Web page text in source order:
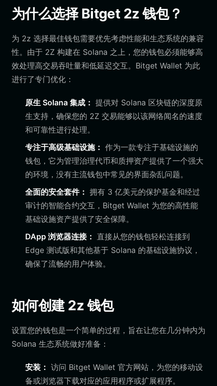
为什么选择 Bitget 2z 钱包？
为 2z 选择最佳钱包需要优先考虑性能和生态系统的兼容
性。由于 2Z 构建在 Solana 之上，您的钱包必须能够高
效处理高交易吞吐量和低延迟交互。Bitget Wallet 为此
进行了专门优化：
原生 Solana 集成： 提供对 Solana 区块链的深度原
生支持，确保您的 2Z 交易能够以该网络闻名的速度
和可靠性进行处理。
专注于高级基础设施： 作为一款专注于基础设施的
钱包，它为管理治理代币和质押资产提供了一个强大
的环境，没有主流钱包中常见的界面杂乱问题。
全面的安全套件： 拥有 3 亿美元的保护基金和经过
审计的智能合约交互，Bitget Wallet 为您的高性能
基础设施资产提供了安全保障。
DApp 浏览器连接： 直接从您的钱包轻松连接到
Edge 测试版和其他基于 Solana 的基础设施协议，
确保了流畅的用户体验。
如何创建 2z 钱包
设置您的钱包是一个简单的过程，旨在让您在几分钟内为
Solana 生态系统做好准备：
安装： 访问 Bitget Wallet 官方网站，为您的移动设
备或浏览器下载对应的应用程序或扩展程序。